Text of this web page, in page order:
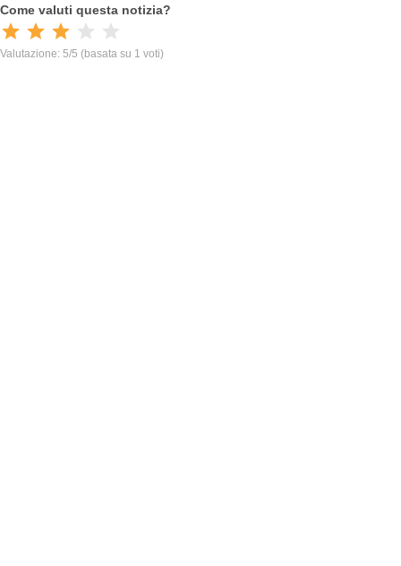
Come valuti questa notizia?
Valutazione: 5/5 (basata su 1 voti)